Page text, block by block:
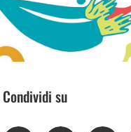
Condividi su